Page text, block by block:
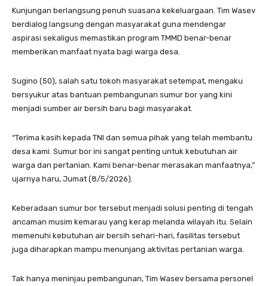
Kunjungan berlangsung penuh suasana kekeluargaan. Tim Wasev
berdialog langsung dengan masyarakat guna mendengar
aspirasi sekaligus memastikan program TMMD benar-benar
memberikan manfaat nyata bagi warga desa.
Sugino (50), salah satu tokoh masyarakat setempat, mengaku
bersyukur atas bantuan pembangunan sumur bor yang kini
menjadi sumber air bersih baru bagi masyarakat.
“Terima kasih kepada TNI dan semua pihak yang telah membantu
desa kami. Sumur bor ini sangat penting untuk kebutuhan air
warga dan pertanian. Kami benar-benar merasakan manfaatnya,”
ujarnya haru, Jumat (8/5/2026).
Keberadaan sumur bor tersebut menjadi solusi penting di tengah
ancaman musim kemarau yang kerap melanda wilayah itu. Selain
memenuhi kebutuhan air bersih sehari-hari, fasilitas tersebut
juga diharapkan mampu menunjang aktivitas pertanian warga.
Tak hanya meninjau pembangunan, Tim Wasev bersama personel